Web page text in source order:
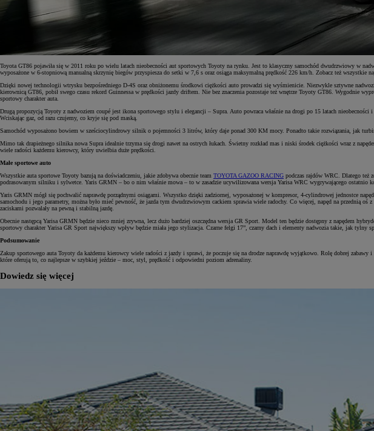
Toyota GT86 pojawiła się w 2011 roku po wielu latach nieobecności aut sportowych Toyoty na rynku. Jest to klasyczny samochód dwudrzwiowy w
wyposażone w 6-stopniową manualną skrzynię biegów przyspiesza do setki w 7,6 s oraz osiąga maksymalną prędkość 226 km/h. Zobacz też wszystkie
Dzięki nowej technologii wtrysku bezpośredniego D-4S oraz obniżonemu środkowi ciężkości auto prowadzi się wyśmienicie. Niezwykle sztywne
kierownicą GT86, pobił swego czasu rekord Guinnessa w prędkości jazdy driftem. Nie bez znaczenia pozostaje też wnętrze Toyoty GT86. Wygodnie
sportowy charakter auta.
Drugą propozycją Toyoty z nadwoziem coupé jest ikona sportowego stylu i elegancji – Supra. Auto powraca właśnie na drogi po 15 latach
Wciskając gaz, od razu czujemy, co kryje się pod maską.
Samochód wyposażono bowiem w sześciocylindrowy silnik o pojemności 3 litrów, który daje ponad 300 KM mocy. Ponadto takie rozwiązania, jak
Mimo tak drapieżnego silnika nowa Supra idealnie trzyma się drogi nawet na ostrych łukach. Świetny rozkład mas i niski środek ciężkości wraz z
wiele radości każdemu kierowcy, który uwielbia duże prędkości.
Małe sportowe auto
Wszystkie auta sportowe Toyoty bazują na doświadczeniu, jakie zdobywa obecnie team TOYOTA GAZOO RACING podczas rajdów WRC. Dlatego też
podrasowanym silniku i sylwetce. Yaris GRMN – bo o nim właśnie mowa – to w zasadzie ucywilizowana wersja Yarisa WRC wygrywającego
Yaris GRMN mógł się pochwalić naprawdę porządnymi osiągami. Wszystko dzięki zadziornej, wyposażonej w kompresor, 4-cylindrowej jednostce
samochodu i jego parametry, można było mieć pewność, że jazda tym dwudrzwiowym cackiem sprawia wiele radochy. Co więcej, napęd na przednią
zaciskami pozwalały na pewną i stabilną jazdę.
Obecnie następcą Yarisa GRMN będzie nieco mniej zrywna, lecz dużo bardziej oszczędna wersja GR Sport. Model ten będzie dostępny z napędem
sportowy charakter Yarisa GR Sport największy wpływ będzie miała jego stylizacja. Czarne felgi 17”, czarny dach i elementy nadwozia takie, jak
Podsumowanie
Zakup sportowego auta Toyoty da każdemu kierowcy wiele radości z jazdy i sprawi, że poczuje się na drodze naprawdę wyjątkowo. Rolę dobrej
które oferują to, co najlepsze w szybkiej jeździe – moc, styl, prędkość i odpowiedni poziom adrenaliny.
Dowiedz się więcej